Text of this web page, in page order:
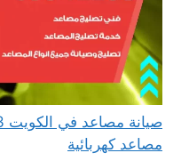
مصاعد كهربائية